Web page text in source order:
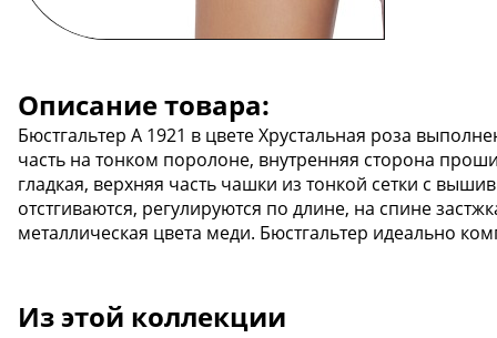
Скидка44
Описание товара:
Бюстгальтер А 1921 в цвете Хрустальная роза
часть на тонком поролоне, внутренняя сторона
гладкая, верхняя часть чашки из тонкой сетки с
отстгиваются, регулируются по длине, на спине
металлическая цвета меди. Бюстгальтер идеально
Из этой коллекции